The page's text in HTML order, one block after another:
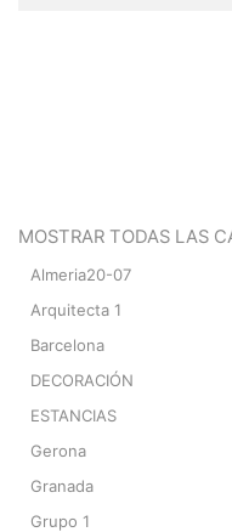
MOSTRAR TODAS LAS
Almeria20-07
Arquitecta 1
Barcelona
DECORACIÓN
ESTANCIAS
Gerona
Granada
Grupo 1